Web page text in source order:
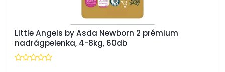
Little Angels by Asda Newborn 2 prémium
nadrágpelenka, 4-8kg, 60db